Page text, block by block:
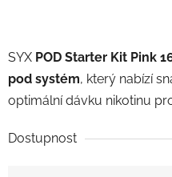
SYX POD Starter Kit Pink
pod systém, který nabízí
optimální dávku nikotinu
Dostupnost